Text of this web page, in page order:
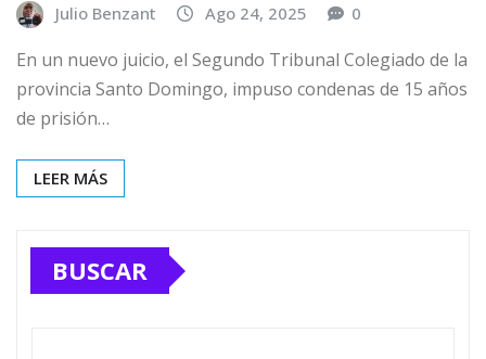
Julio Benzant Ago 24, 2025 0
En un nuevo juicio, el Segundo Tribunal Colegiado de la
provincia Santo Domingo, impuso condenas de 15 años
de prisión…
LEER MÁS
BUSCAR